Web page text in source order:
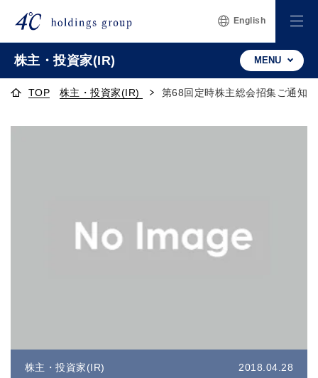
English
株主・投資家(IR) MENU
TOP 株主・投資家(IR) 第68回定時株主総会招集ご通知
株主・投資家(IR) 2018.04.28